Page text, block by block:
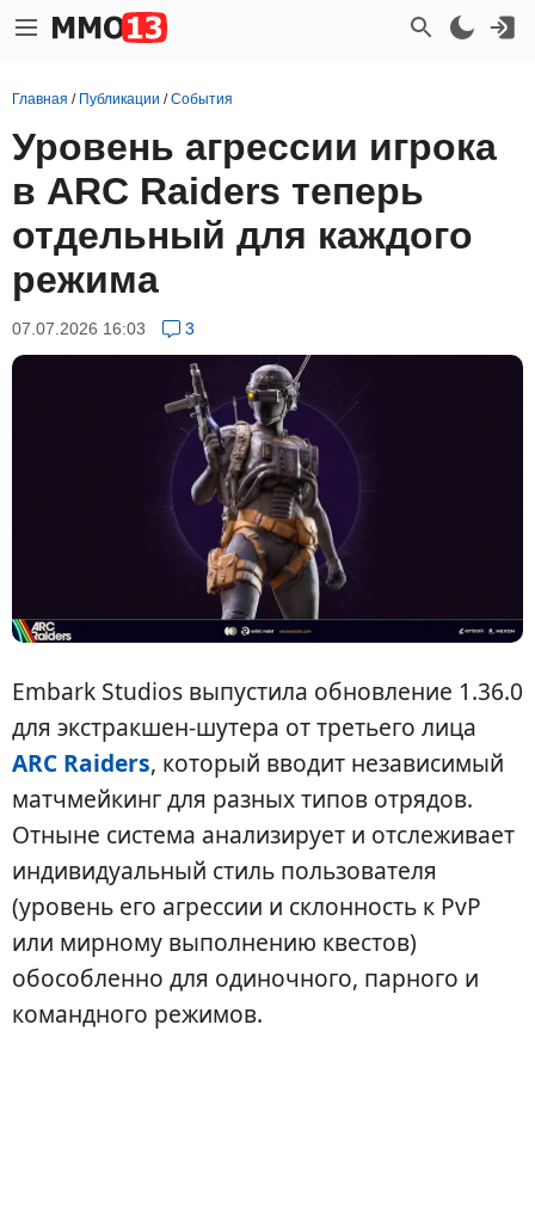
Главная / Публикации /События
Уровень агрессии игрока
в ARC Raiders теперь
отдельный для каждого
режима
07.07.2026 16:03 3
Embark Studios выпустила обновление 1.36.0
для экстракшен-шутера от третьего лица
ARC Raiders, который вводит независимый
матчмейкинг для разных типов отрядов.
Отныне система анализирует и отслеживает
индивидуальный стиль пользователя
(уровень его агрессии и склонность к PvP
или мирному выполнению квестов)
обособленно для одиночного, парного и
командного режимов.